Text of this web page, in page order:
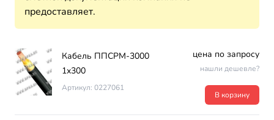
предоставляет.
Кабель ППСРМ-3000
1х300
Артикул: 0227061
цена по запросу
нашли дешевле?
В корзину